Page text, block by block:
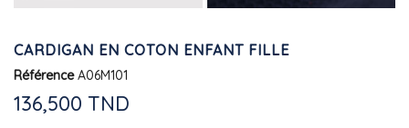
CARDIGAN EN COTON ENFANT FILLE
Référence A06M101
136,500 TND